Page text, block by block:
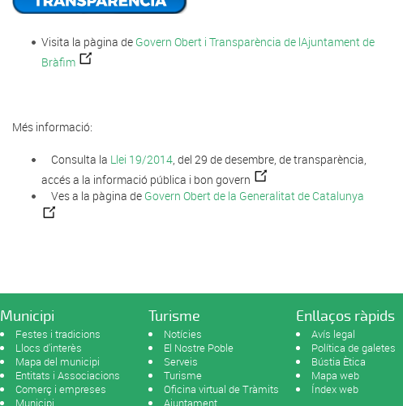
Visita la pàgina de Govern Obert i Transparència de lAjuntament de
Bràfim
Més informació:
Consulta la Llei 19/2014, del 29 de desembre, de transparència,
accés a la informació pública i bon govern
Ves a la pàgina de Govern Obert de la Generalitat de Catalunya
Municipi
Festes i tradicions
Llocs d'interès
Mapa del municipi
Entitats i Associacions
Comerç i empreses
Municipi
Turisme
Notícies
El Nostre Poble
Serveis
Turisme
Oficina virtual de Tràmits
Ajuntament
Enllaços ràpids
Avís legal
Política de galetes
Bústia Ètica
Mapa web
Índex web